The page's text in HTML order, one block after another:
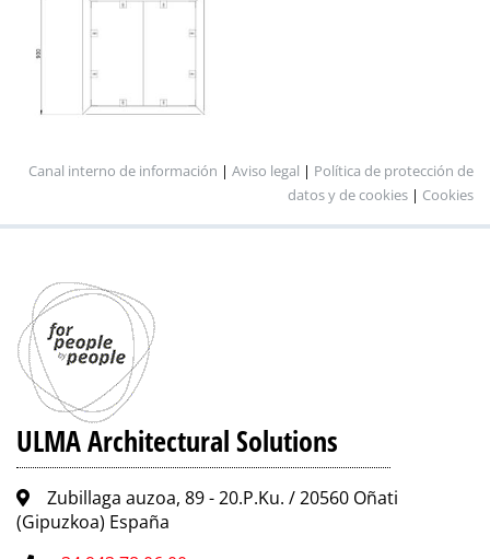
Canal interno de información | Aviso legal | Política de protección de
datos y de cookies | Cookies
ULMA Architectural Solutions
Zubillaga auzoa, 89 - 20.P.Ku. / 20560 Oñati
(Gipuzkoa) España